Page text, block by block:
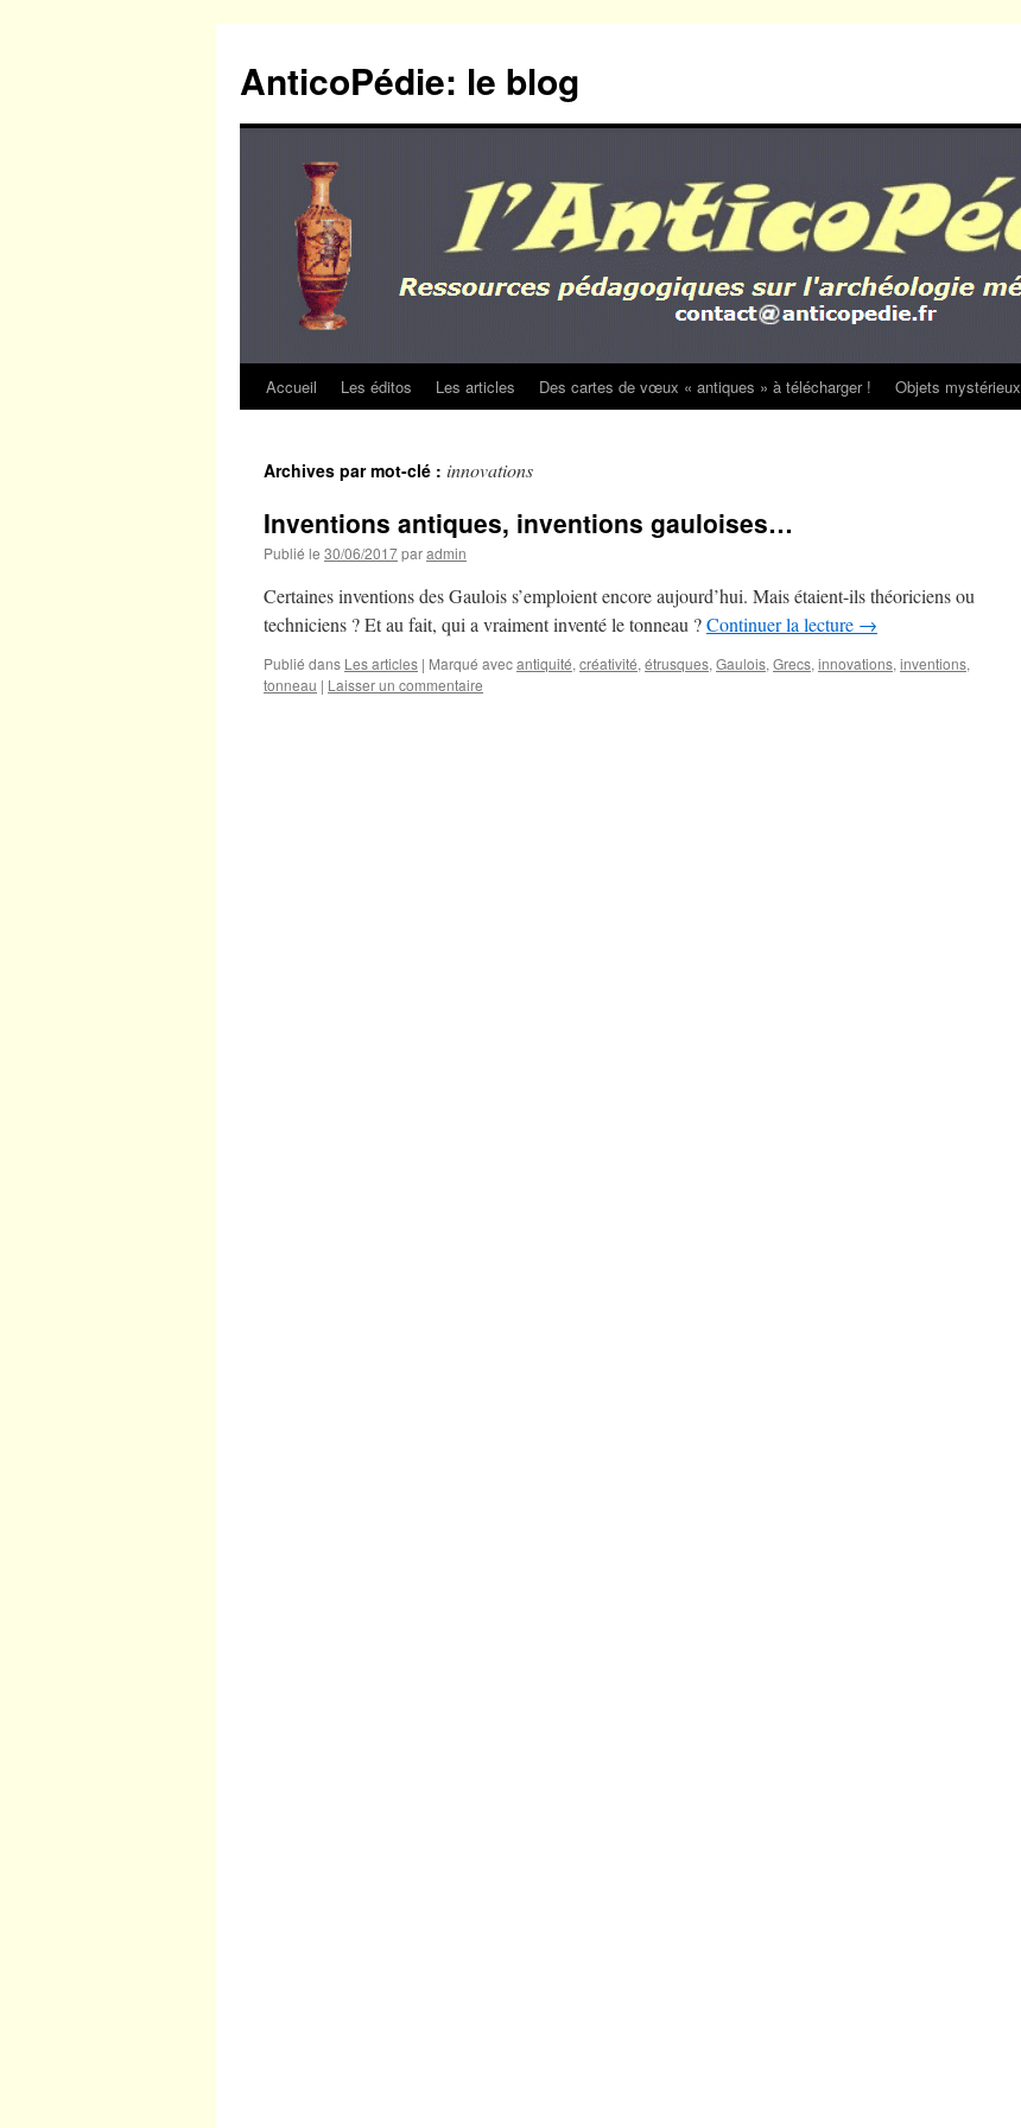
contenu
AnticoPédie: le blog
Accueil Les éditos Les articles Des cartes de vœux « antiques » à télécharger ! Objets mystérieux
Archives par mot-clé : innovations
Inventions antiques, inventions gauloises…
Publié le 30/06/2017paradmin
Certaines inventions des Gaulois s’emploient encore aujourd’hui. Mais étaient-ils théoriciens ou
techniciens ? Et au fait, qui a vraiment inventé le tonneau ?Continuer la lecture →
Publié dans Les articles | Marqué avecantiquité, créativité, étrusques, Gaulois, Grecs, innovations, inventions,
tonneau | Laisser un commentaire